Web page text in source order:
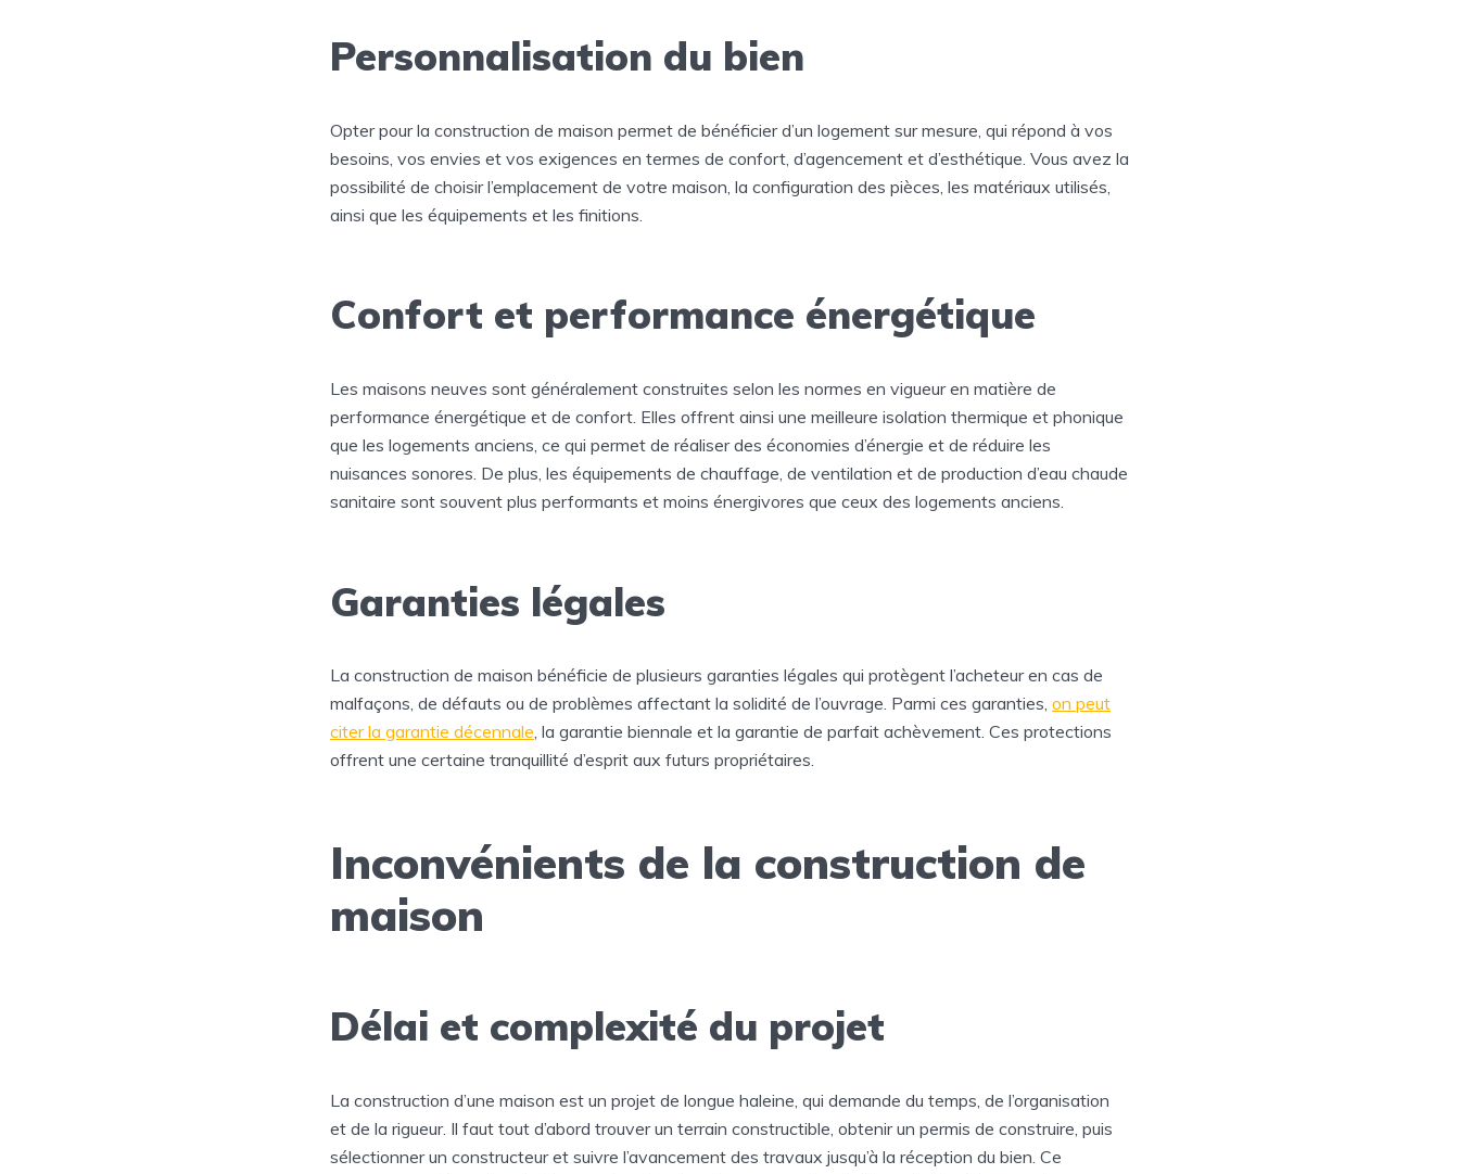
Personnalisation du bien
Opter pour la construction de maison permet de bénéficier d’un logement sur mesure, qui répond à vos
besoins, vos envies et vos exigences en termes de confort, d’agencement et d’esthétique. Vous avez la
possibilité de choisir l’emplacement de votre maison, la configuration des pièces, les matériaux utilisés,
ainsi que les équipements et les finitions.
Confort et performance énergétique
Les maisons neuves sont généralement construites selon les normes en vigueur en matière de
performance énergétique et de confort. Elles offrent ainsi une meilleure isolation thermique et phonique
que les logements anciens, ce qui permet de réaliser des économies d’énergie et de réduire les
nuisances sonores. De plus, les équipements de chauffage, de ventilation et de production d’eau chaude
sanitaire sont souvent plus performants et moins énergivores que ceux des logements anciens.
Garanties légales
La construction de maison bénéficie de plusieurs garanties légales qui protègent l’acheteur en cas de
malfaçons, de défauts ou de problèmes affectant la solidité de l’ouvrage. Parmi ces garanties, on peut
citer la garantie décennale, la garantie biennale et la garantie de parfait achèvement. Ces protections
offrent une certaine tranquillité d’esprit aux futurs propriétaires.
Inconvénients de la construction de
maison
Délai et complexité du projet
La construction d’une maison est un projet de longue haleine, qui demande du temps, de l’organisation
et de la rigueur. Il faut tout d’abord trouver un terrain constructible, obtenir un permis de construire, puis
sélectionner un constructeur et suivre l’avancement des travaux jusqu’à la réception du bien. Ce